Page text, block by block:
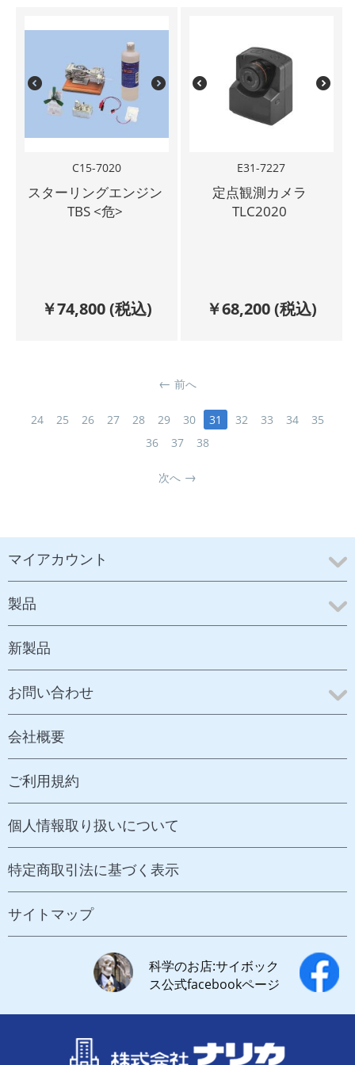
C15-7020
スターリングエンジン
TBS <危>
￥74,800(税込)
E31-7227
定点観測カメラ
TLC2020
￥68,200(税込)
前へ
24 25 26 27 28 29 30 31 32 33 34
35
36
37 38
次へ
マイアカウント
製品
新製品
お問い合わせ
会社概要
ご利用規約
個人情報取り扱いについて
特定商取引法に基づく表示
サイトマップ
科学のお店:サイボック
ス公式facebookページ